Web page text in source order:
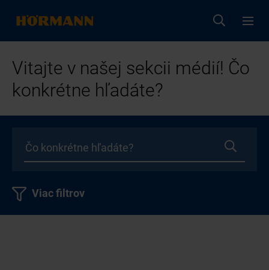
Vitajte v našej sekcii médií! Čo
konkrétne hľadáte?
Viac filtrov